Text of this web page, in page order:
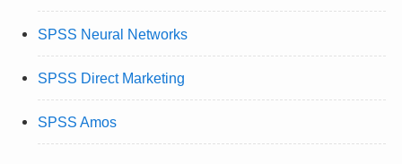
SPSS Neural Networks
SPSS Direct Marketing
SPSS Amos